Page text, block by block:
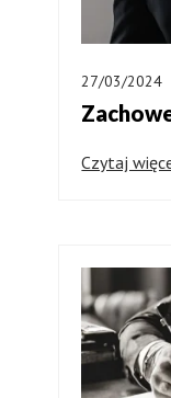
27/03/2024
Czytaj